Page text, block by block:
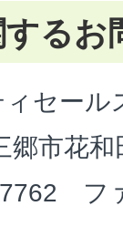
るお
ィセール
郷市花
フ